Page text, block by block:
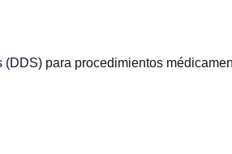
(DDS) para procedimientos